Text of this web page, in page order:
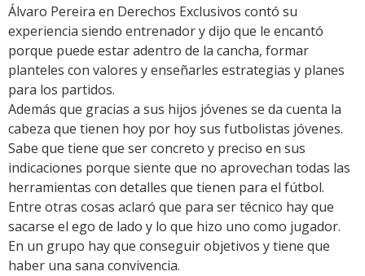
Link
Álvaro Pereira en Derechos Exclusivos contó su
experiencia siendo entrenador y dijo que le encantó
porque puede estar adentro de la cancha, formar
planteles con valores y enseñarles estrategias y planes
para los partidos.
Además que gracias a sus hijos jóvenes se da cuenta la
cabeza que tienen hoy por hoy sus futbolistas jóvenes.
Sabe que tiene que ser concreto y preciso en sus
indicaciones porque siente que no aprovechan todas las
herramientas con detalles que tienen para el fútbol.
Entre otras cosas aclaró que para ser técnico hay que
sacarse el ego de lado y lo que hizo uno como jugador.
En un grupo hay que conseguir objetivos y tiene que
haber una sana convivencia.